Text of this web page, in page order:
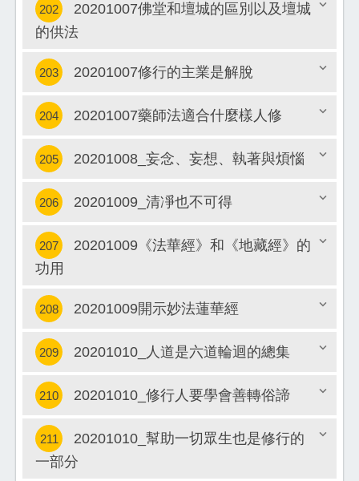
關閉
202
20201007佛堂和壇城的區別以及壇城
的供法
關閉
203 20201007修行的主業是解脫
關閉
204 20201007藥師法適合什麼樣人修
關閉
205 20201008_妄念、妄想、執著與煩惱
關閉
206 20201009_清凈也不可得
207
20201009《法華經》和《地藏經》的
功用
關閉
208 20201009開示妙法蓮華經
關閉
209 20201010_人道是六道輪迴的總集
關閉
210 20201010_修行人要學會善轉俗諦
211
20201010_幫助一切眾生也是修行的
一部分